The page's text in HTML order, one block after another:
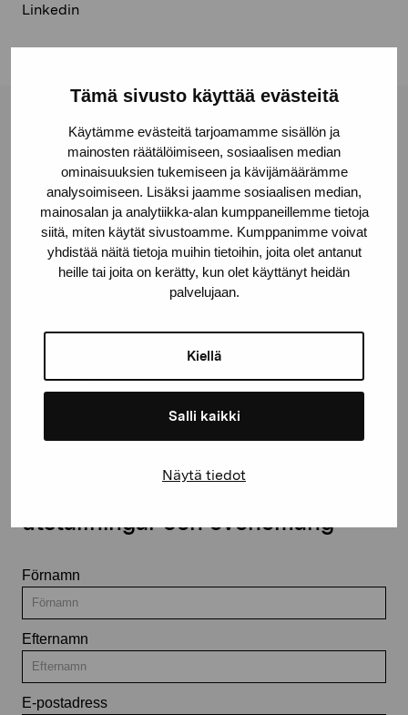
Tämä sivusto käyttää evästeitä
Käytämme evästeitä tarjoamamme sisällön ja
mainosten räätälöimiseen, sosiaalisen median
ominaisuuksien tukemiseen ja kävijämäärämme
analysoimiseen. Lisäksi jaamme sosiaalisen median,
mainosalan ja analytiikka-alan kumppaneillemme tietoja
siitä, miten käytät sivustoamme. Kumppanimme voivat
yhdistää näitä tietoja muihin tietoihin, joita olet antanut
heille tai joita on kerätty, kun olet käyttänyt heidän
palvelujaan.
Kiellä
Salli kaikki
Näytä tiedot
Linkedin
Stiftelsen Pro Artibus
Gustav Wasas gata 11
10600 Ekenäs
proartibus@proartibus.fi
+358 (0)50 371 6339
Kontakta oss
Håll dig uppdaterad om aktuella
utställningar och evenemang
Förnamn
Efternamn
E-postadress